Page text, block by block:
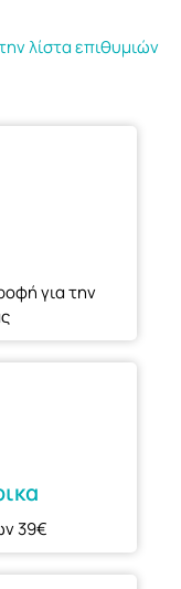
λίστα επιθυμιών
για την
39€